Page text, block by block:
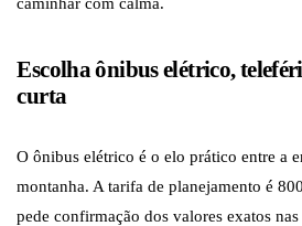
Escolha ônibus elétrico,
curta
O ônibus elétrico é o elo prático entre a
montanha. A tarifa de planejamento é
pede confirmação dos valores exatos